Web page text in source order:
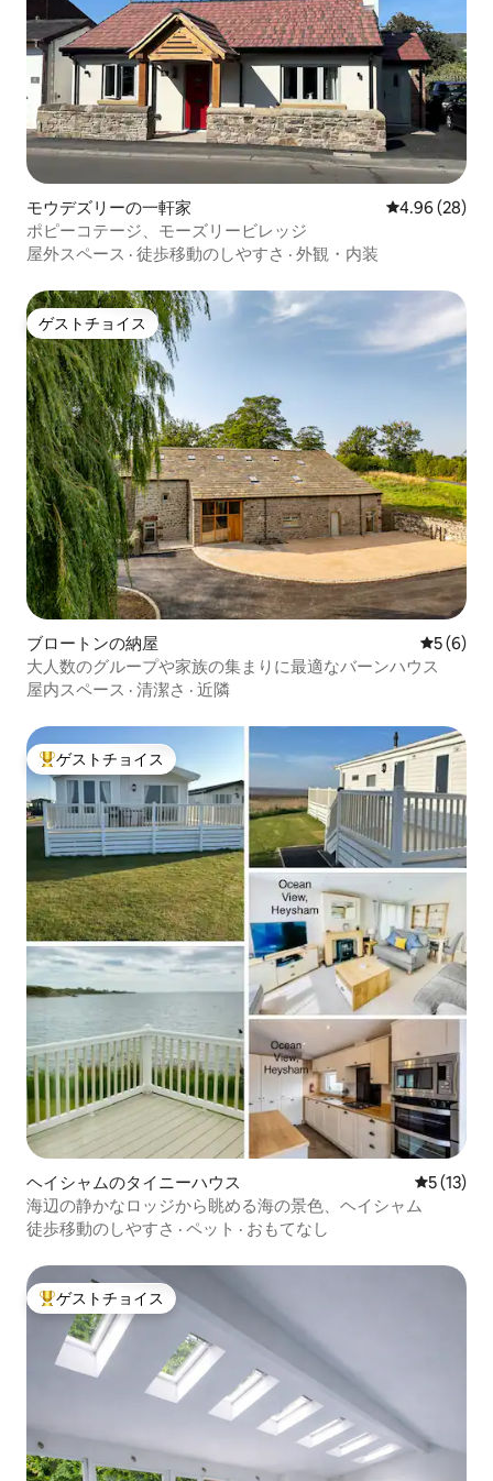
モウデズリーの一軒家 レビュー28
4.96 (28)
ポピーコテージ、モーズリービレッジ
屋外スペース · 徒歩移動のしやすさ · 外観・内装
ゲストチョイス
ゲストチョイス
ブロートンの納屋 レビュー
5 (6)
大人数のグループや家族の集まりに最適なバーンハウス
屋内スペース · 清潔さ · 近隣
大好評のゲストチョイスです。
ゲストチョイス
ヘイシャムのタイニーハウス レビュー
5 (13)
海辺の静かなロッジから眺める海の景色、ヘイシャム
徒歩移動のしやすさ · ペット · おもてなし
大好評のゲストチョイスです。
ゲストチョイス